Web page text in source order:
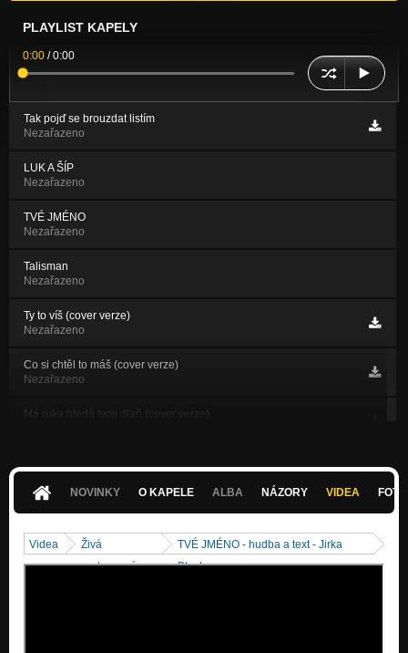
PLAYLIST KAPELY
0:00 /0:00
Tak pojď se brouzdat listím
Nezařazeno
LUK A ŠÍP
Nezařazeno
TVÉ JMÉNO
Nezařazeno
Talisman
Nezařazeno
Ty to víš (cover verze)
Nezařazeno
Co si chtěl to máš (cover verze)
Nezařazeno
Má ruka hledá tvoji dlaň (cover verze)
Průvodčí
Inzerát
NOVINKY O KAPELE ALBA NÁZORY VIDEA
Videa
Živá
vystoupení
TVÉ JMÉNO - hudba a text - Jirka
Blecha